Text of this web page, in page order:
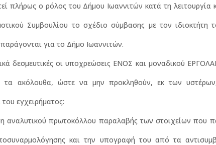
πλήρως ο ρόλος του Δήμου Ιωαννιτών κατά τη λειτουργία
Συμβουλίου το σχέδιο σύμβασης με τον ιδιοκτήτη
για το Δήμο Ιωαννιτών.
δεσμευτικές οι υποχρεώσεις ΕΝΟΣ και μοναδικού
τα ακόλουθα, ώστε να μην προκληθούν, εκ των
εγχειρήματος:
αναλυτικού πρωτοκόλλου παραλαβής των στοιχείων που
και την υπογραφή του από τα